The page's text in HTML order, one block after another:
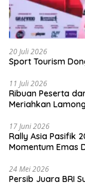
20 Juli 2026
Sport Tourism
11 Juli 2026
Ribuan Peserta
Meriahkan
17 Juni 2026
Rally Asia Pasifik
Momentum Emas
24 Mei 2026
Persib Juara BRI